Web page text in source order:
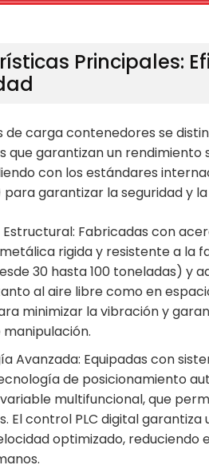
Principales:
de carga contenedores se
garantizan un rendimiento
con los estándares
para garantizar la seguridad y
Fabricadas con
rigida y resistente a la
30 hasta 100 toneladas) y
al aire libre como en
minimizar la vibración y
Avanzada: Equipadas con
de posicionamiento
multifuncional, que
El control PLC digital
optimizado, reduciendo